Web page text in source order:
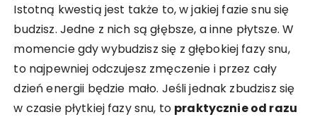
Istotną kwestią jest także to, w jakiej fazie snu się
budzisz. Jedne z nich są głębsze, a inne płytsze. W
momencie gdy wybudzisz się z głębokiej fazy snu,
to najpewniej odczujesz zmęczenie i przez cały
dzień energii będzie mało. Jeśli jednak zbudzisz się
w czasie płytkiej fazy snu, to praktycznie od razu